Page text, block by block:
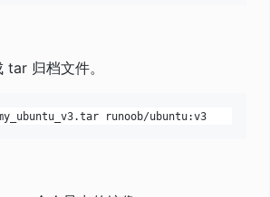
归档文件。